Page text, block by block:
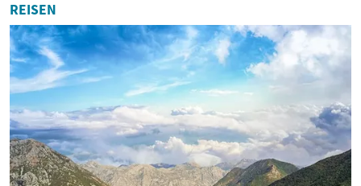
REISEN